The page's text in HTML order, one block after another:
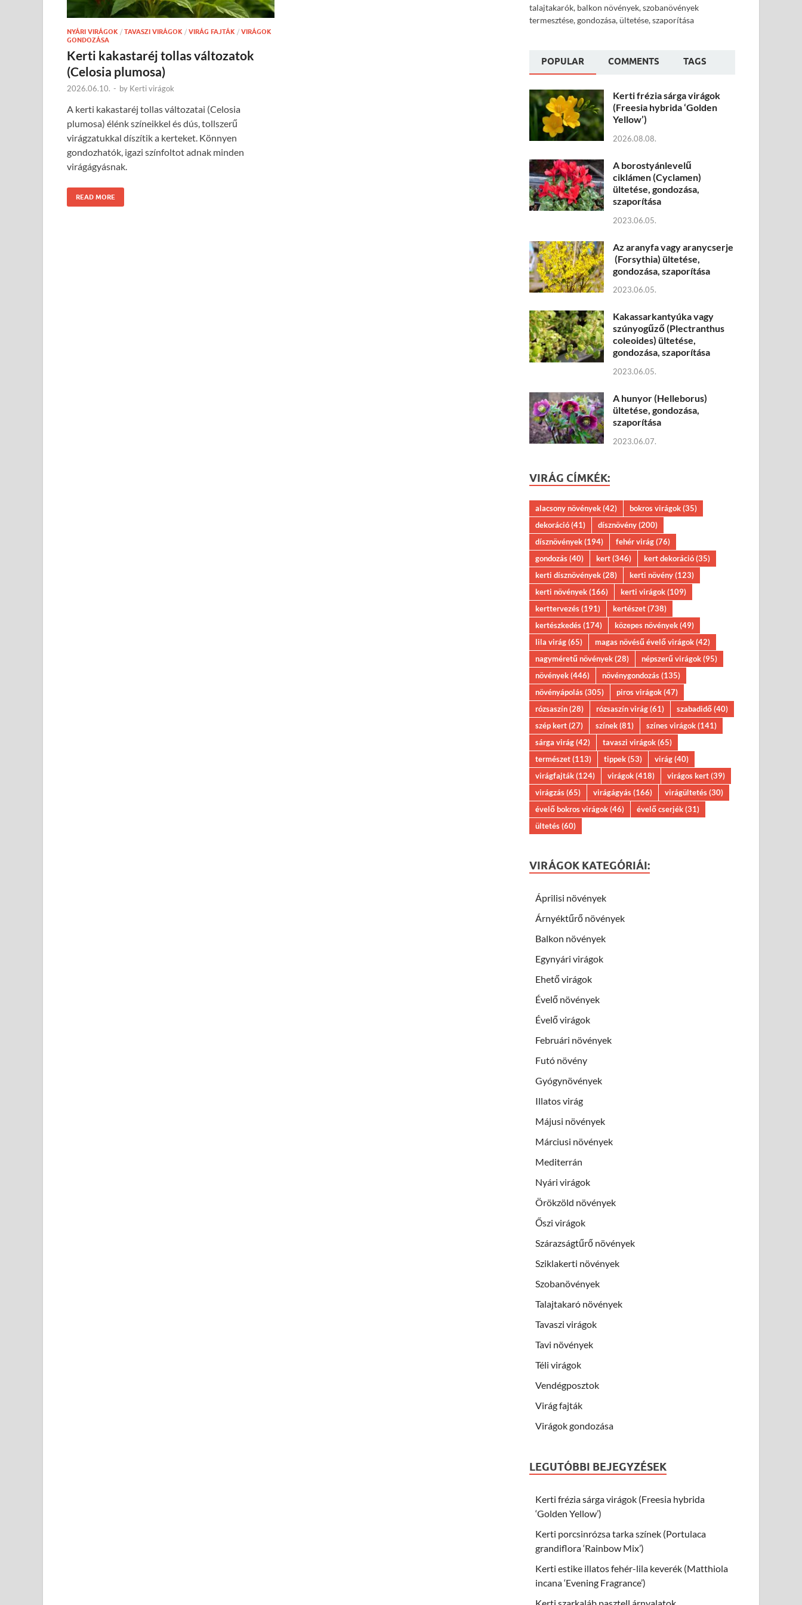
NYÁRI VIRÁGOK / TAVASZI VIRÁGOK / VIRÁG FAJTÁK / VIRÁGOK
GONDOZÁSA
Kerti kakastaréj tollas változatok
(Celosia plumosa)
2026.06.10. - by Kerti virágok
A kerti kakastaréj tollas változatai (Celosia
plumosa) élénk színeikkel és dús, tollszerű
virágzatukkal díszítik a kerteket. Könnyen
gondozhatók, igazi színfoltot adnak minden
virágágyásnak.
READ MORE
talajtakarók, balkon növények, szobanövények
termesztése, gondozása, ültetése, szaporítása
POPULAR COMMENTS TAGS
Kerti frézia sárga virágok
(Freesia hybrida ‘Golden
Yellow’)
2026.08.08.
A borostyánlevelű
ciklámen (Cyclamen)
ültetése, gondozása,
szaporítása
2023.06.05.
Az aranyfa vagy aranycserje
(Forsythia) ültetése,
gondozása, szaporítása
2023.06.05.
Kakassarkantyúka vagy
szúnyogűző (Plectranthus
coleoides) ültetése,
gondozása, szaporítása
2023.06.05.
A hunyor (Helleborus)
ültetése, gondozása,
szaporítása
2023.06.07.
VIRÁG CÍMKÉK:
alacsony növények(42) bokros virágok(35)
dekoráció(41) dísznövény(200)
dísznövények(194) fehér virág(76)
gondozás(40) kert(346) kert dekoráció(35)
kerti dísznövények(28) kerti növény(123)
kerti növények(166) kerti virágok(109)
kerttervezés(191) kertészet(738)
kertészkedés(174) közepes növények(49)
lila virág(65) magas növésű évelő virágok(42)
nagyméretű növények(28) népszerű virágok(95)
növények(446) növénygondozás(135)
növényápolás(305) piros virágok(47)
rózsaszín(28) rózsaszín virág(61) szabadidő(40)
szép kert(27) színek(81) színes virágok(141)
sárga virág(42) tavaszi virágok(65)
természet(113) tippek(53) virág(40)
virágfajták(124) virágok(418) virágos kert(39)
virágzás(65) virágágyás(166) virágültetés(30)
évelő bokros virágok(46) évelő cserjék(31)
ültetés(60)
VIRÁGOK KATEGÓRIÁI:
Áprilisi növények
Árnyéktűrő növények
Balkon növények
Egynyári virágok
Ehető virágok
Évelő növények
Évelő virágok
Februári növények
Futó növény
Gyógynövények
Illatos virág
Májusi növények
Márciusi növények
Mediterrán
Nyári virágok
Örökzöld növények
Őszi virágok
Szárazságtűrő növények
Sziklakerti növények
Szobanövények
Talajtakaró növények
Tavaszi virágok
Tavi növények
Téli virágok
Vendégposztok
Virág fajták
Virágok gondozása
LEGUTÓBBI BEJEGYZÉSEK
Kerti frézia sárga virágok (Freesia hybrida
‘Golden Yellow’)
Kerti porcsinrózsa tarka színek (Portulaca
grandiflora ‘Rainbow Mix’)
Kerti estike illatos fehér-lila keverék (Matthiola
incana ‘Evening Fragrance’)